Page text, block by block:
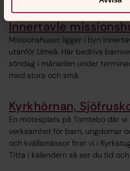
Innertavle
Missionshuset ligger i byn
utanför Umeå. Här bedrivs
söndag i månaden under
med stora och små.
Kyrkhörnan,
En mötesplats på Tomtebo där
verksamhet för barn, ungdomar
och kvällsmässor firar vi i
Titta i kalendern så ser du tid